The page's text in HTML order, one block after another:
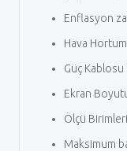
Enflasyon
Hava
Güç
Ekran
Ölçü Birimleri
Maksimum